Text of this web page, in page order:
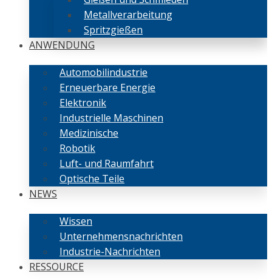
Metallverarbeitung
Spritzgießen
ANWENDUNG
Automobilindustrie
Erneuerbare Energie
Elektronik
Industrielle Maschinen
Medizinische
Robotik
Luft- und Raumfahrt
Optische Teile
NEWS
Wissen
Unternehmensnachrichten
Industrie-Nachrichten
RESSOURCE